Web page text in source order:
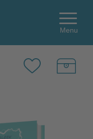
Menu